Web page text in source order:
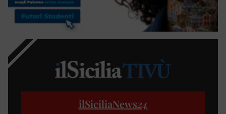
ilSiciliaNews24